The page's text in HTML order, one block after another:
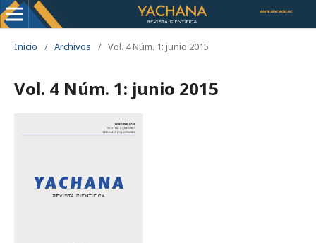
Inicio / Archivos / Vol. 4 Núm. 1: junio 2015
Vol. 4 Núm. 1: junio 2015